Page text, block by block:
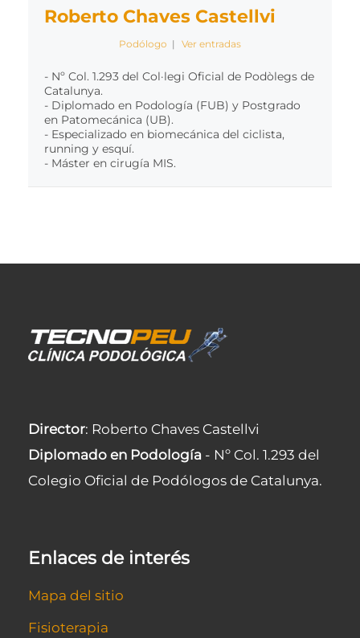
Roberto Chaves Castellvi
Podólogo | Ver entradas
- Nº Col. 1.293 del Col·legi Oficial de Podòlegs de
Catalunya.
- Diplomado en Podología (FUB) y Postgrado
en Patomecánica (UB).
- Especializado en biomecánica del ciclista,
running y esquí.
- Máster en cirugía MIS.
Director: Roberto Chaves Castellvi
Diplomado en Podología - Nº Col. 1.293 del
Colegio Oficial de Podólogos de Catalunya.
Enlaces de interés
Mapa del sitio
Fisioterapia